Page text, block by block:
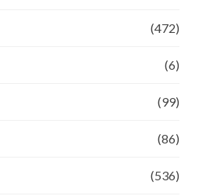
(472)
(6)
(99)
(86)
(536)